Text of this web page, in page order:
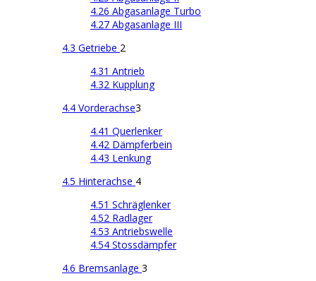
4.26 Abgasanlage Turbo
4.27 Abgasanlage III
4.3 Getriebe 2
4.31 Antrieb
4.32 Kupplung
4.4 Vorderachse3
4.41 Querlenker
4.42 Dämpferbein
4.43 Lenkung
4.5 Hinterachse 4
4.51 Schräglenker
4.52 Radlager
4.53 Antriebswelle
4.54 Stossdämpfer
4.6 Bremsanlage 3